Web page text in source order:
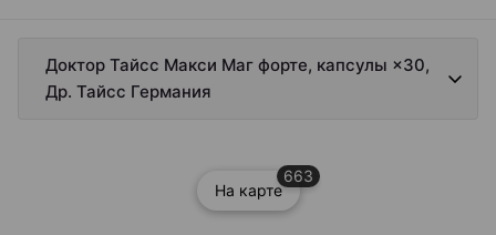
Доктор Тайсс Макси Маг форте, капсулы ×30,
Др. Тайсс Германия
На карте
663